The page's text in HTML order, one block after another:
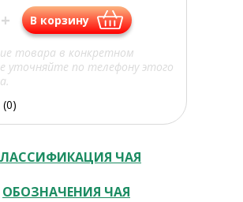
+ В корзину
товара в конкретном
уточняйте по телефону этого
ЧАЯ
ОБОЗНАЧЕНИЯ ЧАЯ